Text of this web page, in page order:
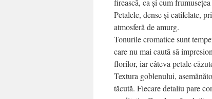
firească, ca și cum
Petalele, dense și catifelate,
atmosferă de amurg.
Tonurile cromatice sunt
care nu mai caută să
florilor, iar câteva petale
Textura goblenului,
tăcută. Fiecare detaliu pare